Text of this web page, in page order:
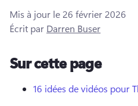
Mis à jour le 26 février 2026
Écrit par Darren Buser
Sur cette page
16 idées de vidéos pour